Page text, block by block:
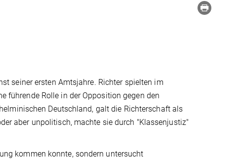
seiner ersten Amtsjahre. Richter spielten im
führende Rolle in der Opposition gegen den
Deutschland, galt die Richterschaft als
aber unpolitisch, machte sie durch "Klassenjustiz"
kommen konnte, sondern untersucht